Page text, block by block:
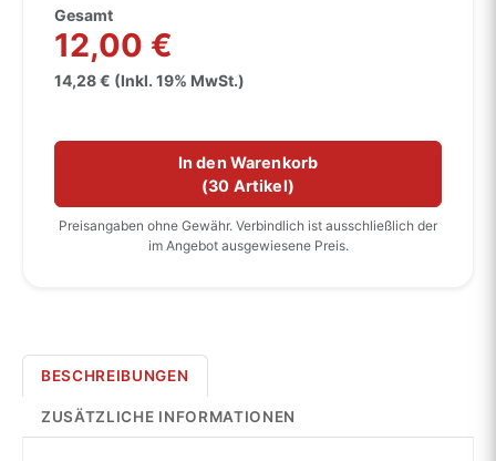
Gesamt
12,00 €
14,28 € (Inkl. 19% MwSt.)
In den Warenkorb
(30 Artikel)
Preisangaben ohne Gewähr. Verbindlich ist ausschließlich der
im Angebot ausgewiesene Preis.
BESCHREIBUNGEN
ZUSÄTZLICHE INFORMATIONEN